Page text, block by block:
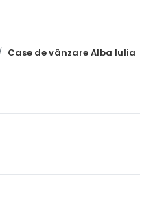
Case de vânzare Alba Iulia
și cuprinde:
după propriul gust.
este eligibil pentru achiziție